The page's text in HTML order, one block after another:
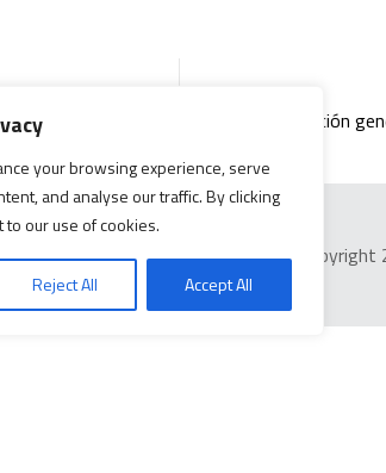
your browsing experience, serve
and analyse our traffic. By clicking
to our use of cookies.
Reject All Accept All
Productos Documentación